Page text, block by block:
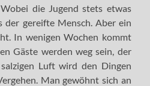
die Jugend stets etwas
der gereifte Mensch. Aber ein
In wenigen Wochen kommt
Gäste werden weg sein, der
Luft wird den Dingen
Man gewöhnt sich an